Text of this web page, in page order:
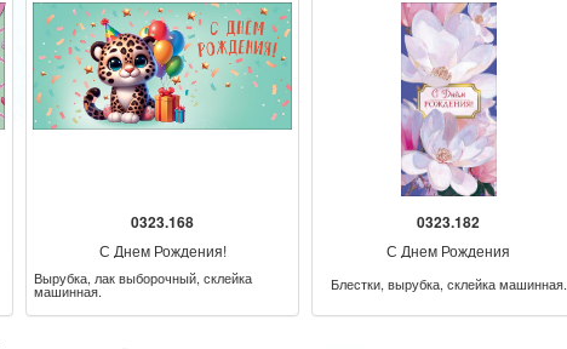
0323.168
С Днем Рождения!
Вырубка, лак выборочный, склейка
машинная.
0323.182
С Днем Рождения
Блестки, вырубка, склейка машинная.